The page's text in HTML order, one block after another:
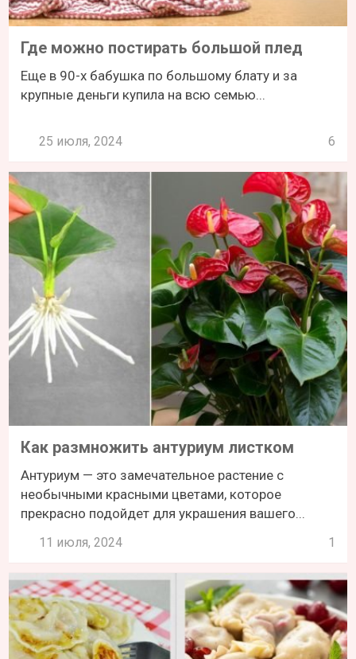
Где можно постирать большой плед
Еще в 90-х бабушка по большому блату и за
крупные деньги купила на всю семью...
25 июля, 2024 6
Как размножить антуриум листком
Антуриум — это замечательное растение с
необычными красными цветами, которое
прекрасно подойдет для украшения вашего...
11 июля, 2024 1